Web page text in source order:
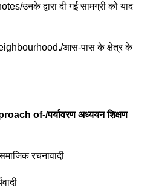
उनके द्वारा दी गई सामग्री को याद
आस-पास के क्षेत्र के
of-/पर्यावरण अध्ययन शिक्षण
रचनावादी